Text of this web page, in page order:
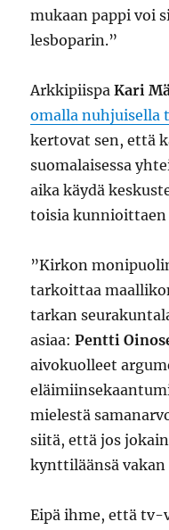
mukaan pappi voi
lesboparin.”
ArkkipiispaKari
omalla nuhjuisella
kertovat sen, että
suomalaisessa
aika käydä
toisia kunnioittaen
”Kirkon
tarkoittaa
tarkan
asiaa:Pentti
aivokuolleet
mielestä
siitä, että jos
kynttiläänsä vakan
Eipä ihme, että tv-